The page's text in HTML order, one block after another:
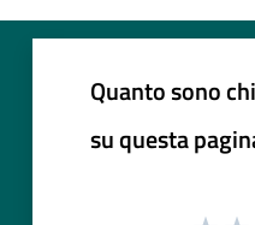
Quanto sono
su questa